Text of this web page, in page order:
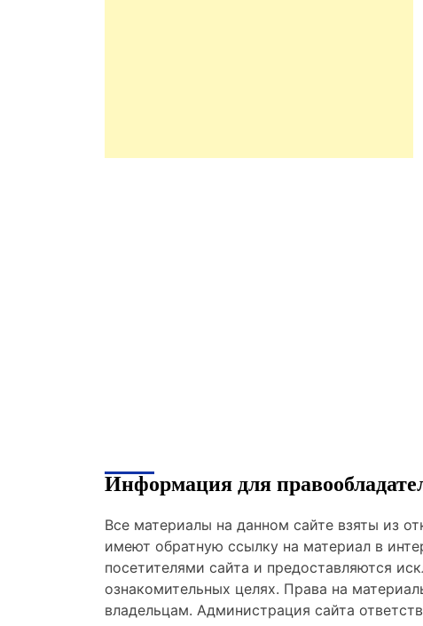
Информация для
Все материалы на данном сайте взяты из
имеют обратную ссылку на материал в
посетителями сайта и предоставляются
ознакомительных целях. Права на
владельцам. Администрация сайта